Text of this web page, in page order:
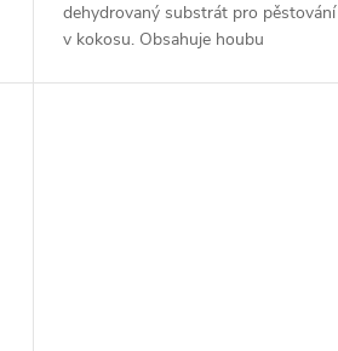
dehydrovaný substrát pro pěstování
v kokosu. Obsahuje houbu